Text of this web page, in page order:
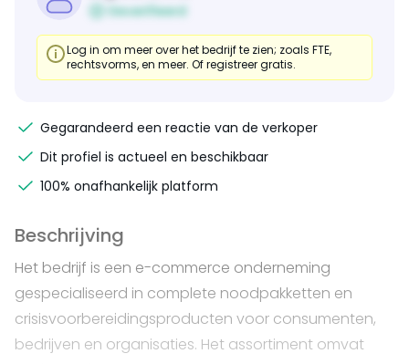
Geverifieerd
Log in om meer over het bedrijf te zien; zoals FTE,
rechtsvorms, en meer. Of registreer gratis.
Gegarandeerd een reactie van de verkoper
Dit profiel is actueel en beschikbaar
100% onafhankelijk platform
Beschrijving
Het bedrijf is een e-commerce onderneming
gespecialiseerd in complete noodpakketten en
crisisvoorbereidingsproducten voor consumenten,
bedrijven en organisaties. Het assortiment omvat